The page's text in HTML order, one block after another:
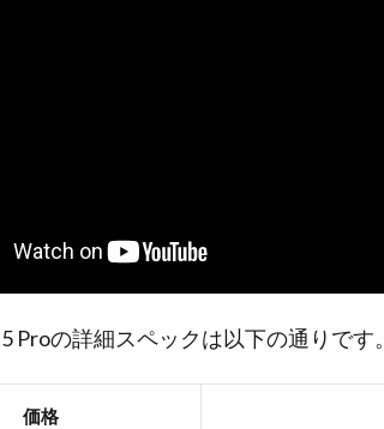
Proの詳細スペックは以下の通りです。
価格